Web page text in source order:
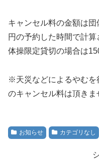
キャンセル料の金額は
円の予約した時間で計算
体操限定貸切の場合は
※天災などによるやむを
のキャンセル料は頂きま
お知らせ カテゴリなし